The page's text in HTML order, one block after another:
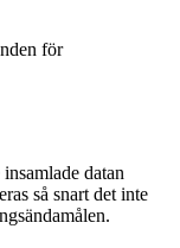
för
datan
så snart det inte